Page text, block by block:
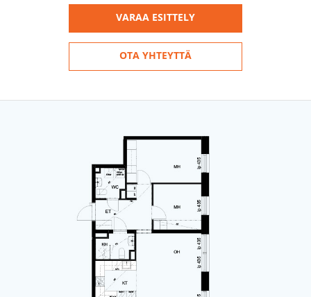
VARAA ESITTELY
OTA YHTEYTTÄ